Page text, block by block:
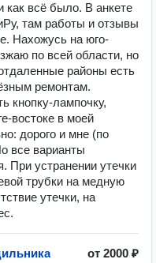
как всё было. В анкете
там работы и отзывы
Нахожусь на юго-
по всей области, но
районы есть
ремонтам.
кнопку-лампочку,
востоке в моей
дорого и мне (по
все варианты
При устранении утечки
трубки на медную
утечки, на
от 2000 ₽